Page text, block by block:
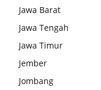
Jawa Barat
Jawa Tengah
Jawa Timur
Jember
Jombang